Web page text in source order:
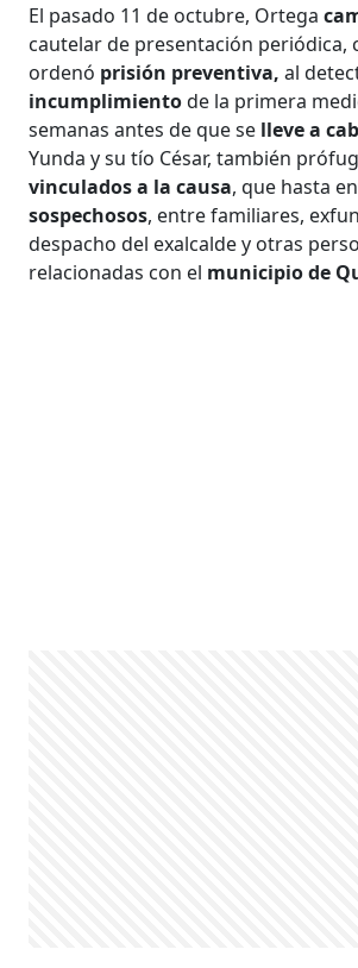
El pasado 11 de octubre, Ortega
cautelar de presentación periódica,
ordenó prisión preventiva,al
incumplimientode la primera
semanas antes de que se lleve a
Yunda y su tío César, también
vinculados a la causa, que hasta
sospechosos, entre familiares,
despacho del exalcalde y otras
relacionadas con el municipio de